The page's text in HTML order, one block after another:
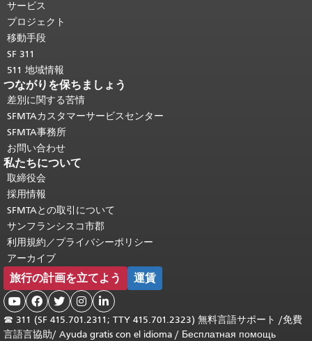
り返されます。
頭に戻る。
サービス
プロジェクト
移動手段
SF 311
511 地域情報
つながりを保ちましょう
差別に関する苦情
SFMTAカスタマーサービスセンター
SFMTA事務所
お問い合わせ
私たちについて
取締役会
採用情報
SFMTAとの取引について
サンフランシスコ市郡
利用規約／プライバシーポリシー
アーカイブ
旅行の計画を立てよう 運賃
    
☎ 311 (SF 415.701.2311; TTY 415.701.2323) 無料言語サポート /免費
言語言協助/ Ayuda gratis con el idioma / Бесплатная помощь